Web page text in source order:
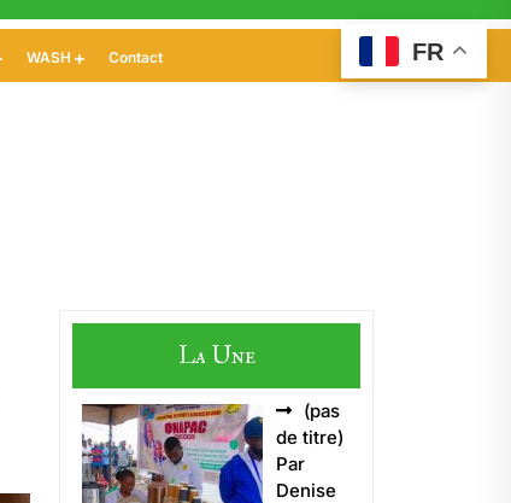
WASH Contact
La Une
(pas
de titre)
Par
Denise
FR